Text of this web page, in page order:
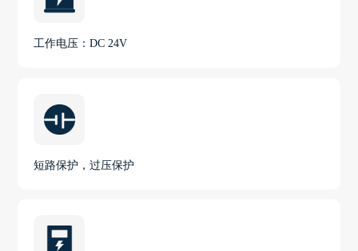
工作电压：DC 24V
短路保护，过压保护